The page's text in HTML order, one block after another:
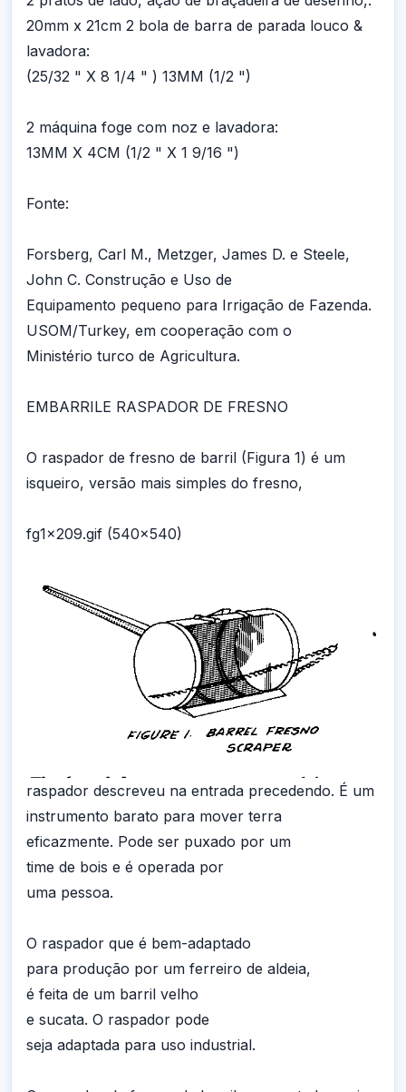
20mm x 21cm 2 bola de barra de parada louco &
lavadora:
(25/32 " X 8 1/4 " ) 13MM (1/2 ")
2 máquina foge com noz e lavadora:
13MM X 4CM (1/2 " X 1 9/16 ")
Fonte:
Forsberg, Carl M., Metzger, James D. e Steele,
John C. Construção e Uso de
Equipamento pequeno para Irrigação de Fazenda.
USOM/Turkey, em cooperação com o
Ministério turco de Agricultura.
EMBARRILE RASPADOR DE FRESNO
O raspador de fresno de barril (Figura 1) é um
isqueiro, versão mais simples do fresno,
fg1x209.gif (540x540)
raspador descreveu na entrada precedendo. É um
instrumento barato para mover terra
eficazmente. Pode ser puxado por um
time de bois e é operada por
uma pessoa.
O raspador que é bem-adaptado
para produção por um ferreiro de aldeia,
é feita de um barril velho
e sucata. O raspador pode
seja adaptada para uso industrial.